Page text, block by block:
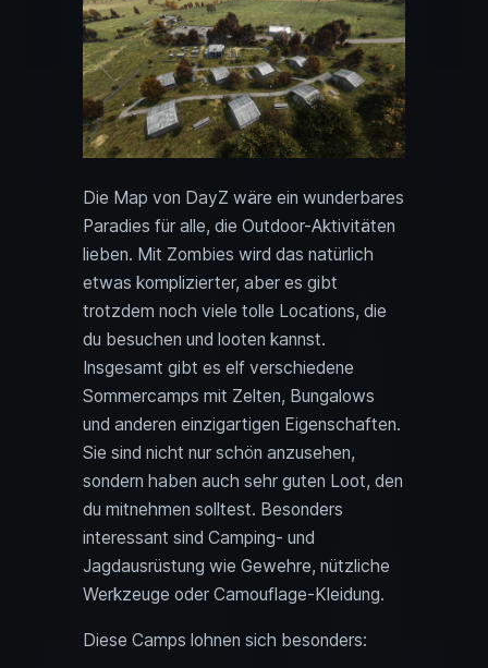
Die Map von DayZ wäre ein wunderbares
Paradies für alle, die Outdoor-Aktivitäten
lieben. Mit Zombies wird das natürlich
etwas komplizierter, aber es gibt
trotzdem noch viele tolle Locations, die
du besuchen und looten kannst.
Insgesamt gibt es elf verschiedene
Sommercamps mit Zelten, Bungalows
und anderen einzigartigen Eigenschaften.
Sie sind nicht nur schön anzusehen,
sondern haben auch sehr guten Loot, den
du mitnehmen solltest. Besonders
interessant sind Camping- und
Jagdausrüstung wie Gewehre, nützliche
Werkzeuge oder Camouflage-Kleidung.
Diese Camps lohnen sich besonders: